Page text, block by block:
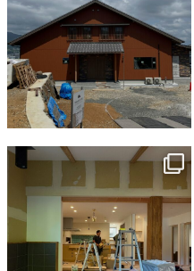
tomohouseinc